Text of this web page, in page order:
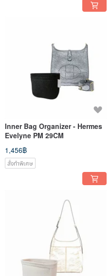
Inner Bag Organizer - Hermes
Evelyne PM 29CM
1,456฿
สั่งทำพิเศษ